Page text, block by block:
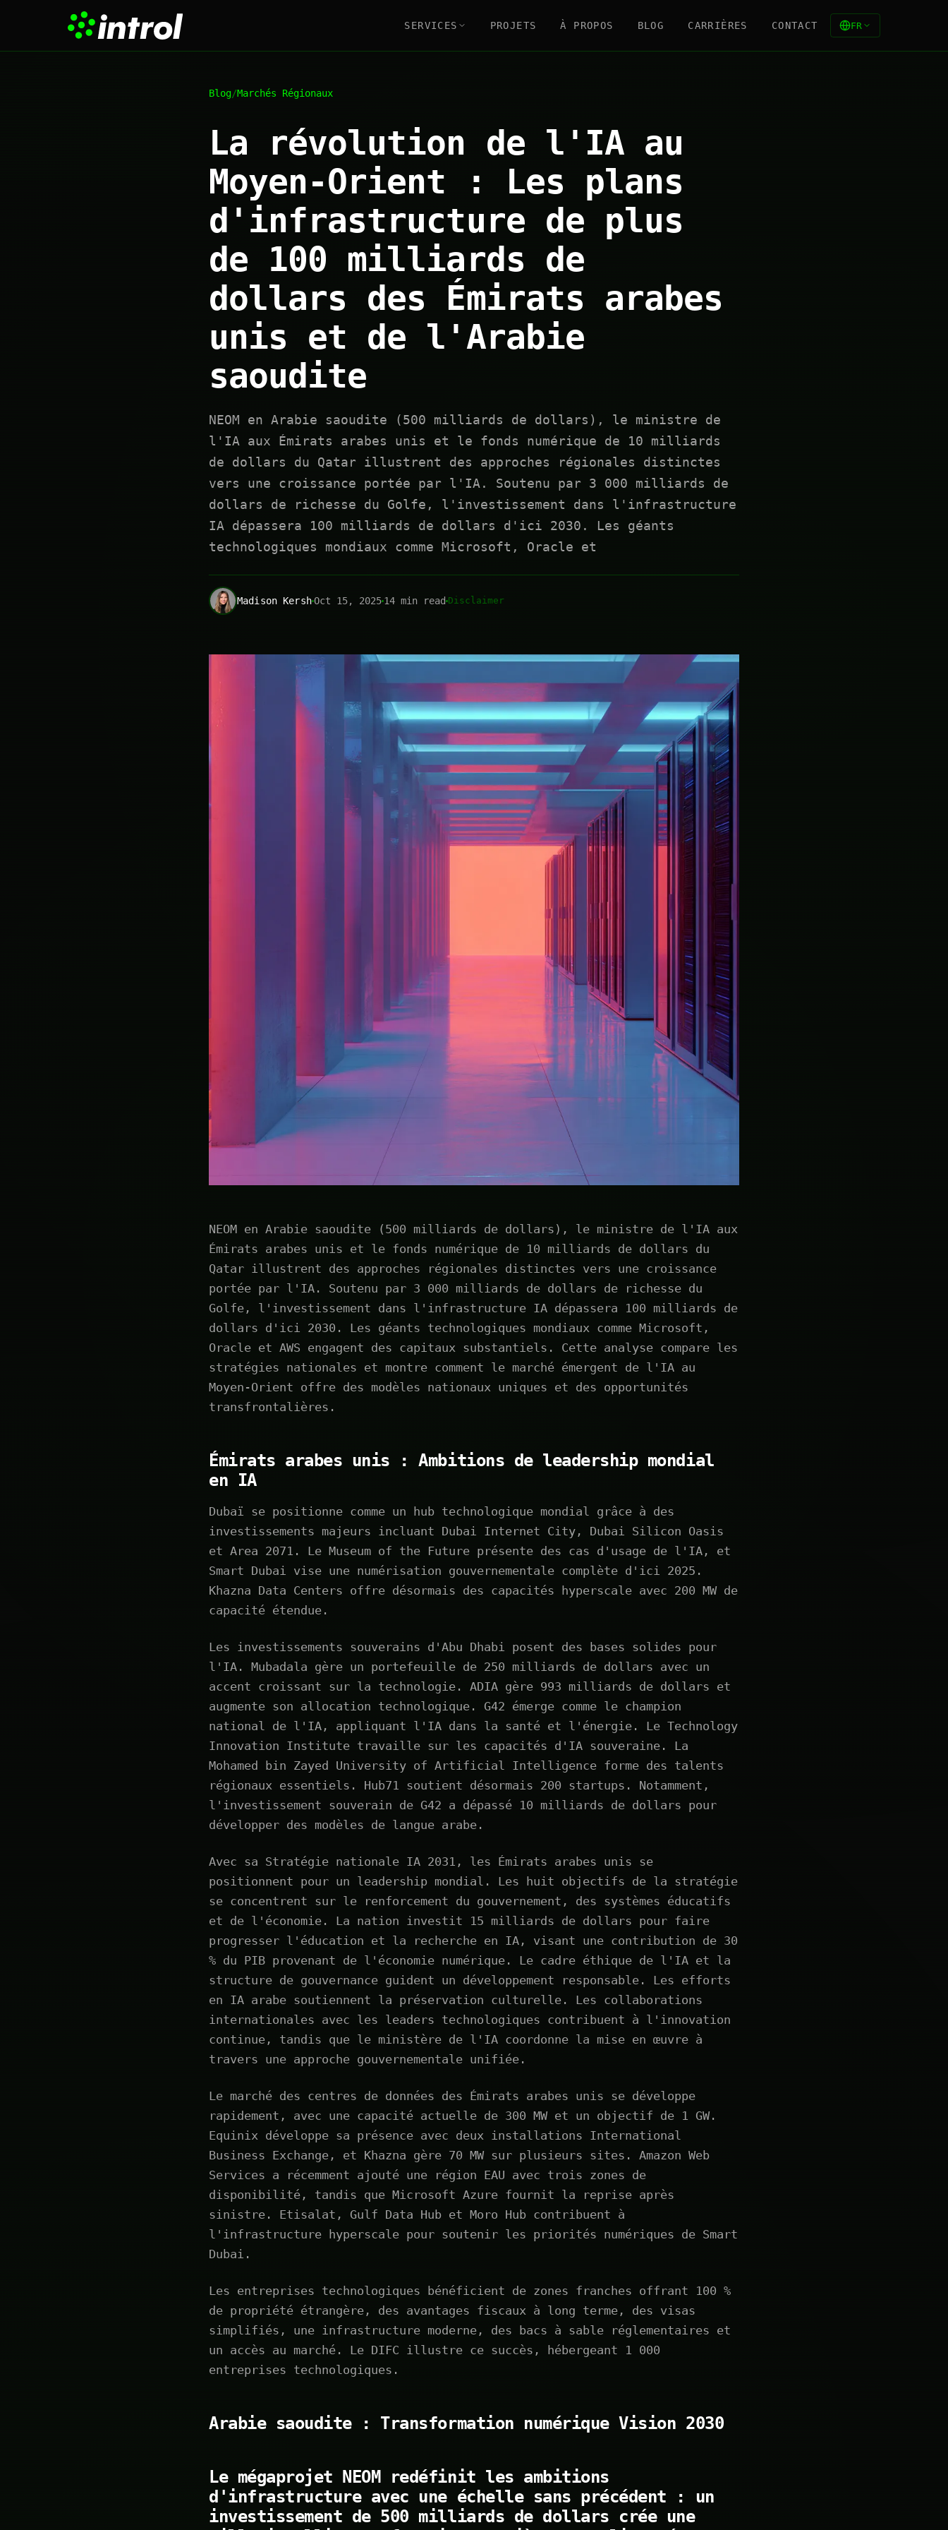
SERVICES PROJETS À PROPOS BLOG CARRIÈRES CONTACT FR
Blog/Marchés Régionaux
La révolution de l'IA au
Moyen-Orient : Les plans
d'infrastructure de plus
de 100 milliards de
dollars des Émirats arabes
unis et de l'Arabie
saoudite
NEOM en Arabie saoudite (500 milliards de dollars), le ministre de
l'IA aux Émirats arabes unis et le fonds numérique de 10 milliards
de dollars du Qatar illustrent des approches régionales distinctes
vers une croissance portée par l'IA. Soutenu par 3 000 milliards de
dollars de richesse du Golfe, l'investissement dans l'infrastructure
IA dépassera 100 milliards de dollars d'ici 2030. Les géants
technologiques mondiaux comme Microsoft, Oracle et
Madison KershOct 15, 202514 min read Disclaimer
NEOM en Arabie saoudite (500 milliards de dollars), le ministre de l'IA aux
Émirats arabes unis et le fonds numérique de 10 milliards de dollars du
Qatar illustrent des approches régionales distinctes vers une croissance
portée par l'IA. Soutenu par 3 000 milliards de dollars de richesse du
Golfe, l'investissement dans l'infrastructure IA dépassera 100 milliards de
dollars d'ici 2030. Les géants technologiques mondiaux comme Microsoft,
Oracle et AWS engagent des capitaux substantiels. Cette analyse compare les
stratégies nationales et montre comment le marché émergent de l'IA au
Moyen-Orient offre des modèles nationaux uniques et des opportunités
transfrontalières.
Émirats arabes unis : Ambitions de leadership mondial
en IA
Dubaï se positionne comme un hub technologique mondial grâce à des
investissements majeurs incluant Dubai Internet City, Dubai Silicon Oasis
et Area 2071. Le Museum of the Future présente des cas d'usage de l'IA, et
Smart Dubai vise une numérisation gouvernementale complète d'ici 2025.
Khazna Data Centers offre désormais des capacités hyperscale avec 200 MW de
capacité étendue.
Les investissements souverains d'Abu Dhabi posent des bases solides pour
l'IA. Mubadala gère un portefeuille de 250 milliards de dollars avec un
accent croissant sur la technologie. ADIA gère 993 milliards de dollars et
augmente son allocation technologique. G42 émerge comme le champion
national de l'IA, appliquant l'IA dans la santé et l'énergie. Le Technology
Innovation Institute travaille sur les capacités d'IA souveraine. La
Mohamed bin Zayed University of Artificial Intelligence forme des talents
régionaux essentiels. Hub71 soutient désormais 200 startups. Notamment,
l'investissement souverain de G42 a dépassé 10 milliards de dollars pour
développer des modèles de langue arabe.
Avec sa Stratégie nationale IA 2031, les Émirats arabes unis se
positionnent pour un leadership mondial. Les huit objectifs de la stratégie
se concentrent sur le renforcement du gouvernement, des systèmes éducatifs
et de l'économie. La nation investit 15 milliards de dollars pour faire
progresser l'éducation et la recherche en IA, visant une contribution de 30
% du PIB provenant de l'économie numérique. Le cadre éthique de l'IA et la
structure de gouvernance guident un développement responsable. Les efforts
en IA arabe soutiennent la préservation culturelle. Les collaborations
internationales avec les leaders technologiques contribuent à l'innovation
continue, tandis que le ministère de l'IA coordonne la mise en œuvre à
travers une approche gouvernementale unifiée.
Le marché des centres de données des Émirats arabes unis se développe
rapidement, avec une capacité actuelle de 300 MW et un objectif de 1 GW.
Equinix développe sa présence avec deux installations International
Business Exchange, et Khazna gère 70 MW sur plusieurs sites. Amazon Web
Services a récemment ajouté une région EAU avec trois zones de
disponibilité, tandis que Microsoft Azure fournit la reprise après
sinistre. Etisalat, Gulf Data Hub et Moro Hub contribuent à
l'infrastructure hyperscale pour soutenir les priorités numériques de Smart
Dubai.
Les entreprises technologiques bénéficient de zones franches offrant 100 %
de propriété étrangère, des avantages fiscaux à long terme, des visas
simplifiés, une infrastructure moderne, des bacs à sable réglementaires et
un accès au marché. Le DIFC illustre ce succès, hébergeant 1 000
entreprises technologiques.
Arabie saoudite : Transformation numérique Vision 2030
Le mégaprojet NEOM redéfinit les ambitions
d'infrastructure avec une échelle sans précédent : un
investissement de 500 milliards de dollars crée une